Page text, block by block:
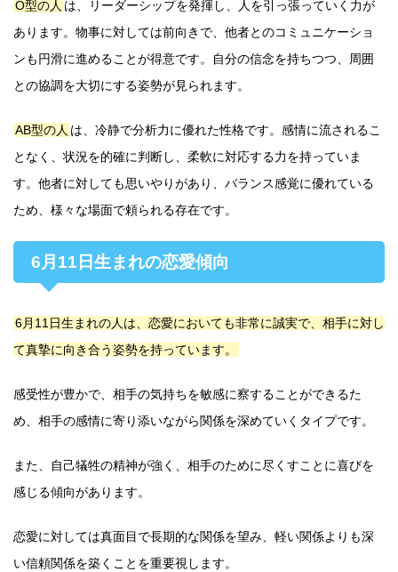
O型の人 は、リーダーシップを発揮し、人を引っ張っていく力が
あります。物事に対しては前向きで、他者とのコミュニケーショ
ンも円滑に進めることが得意です。自分の信念を持ちつつ、周囲
との協調を大切にする姿勢が見られます。
AB型の人 は、冷静で分析力に優れた性格です。感情に流されるこ
となく、状況を的確に判断し、柔軟に対応する力を持っていま
す。他者に対しても思いやりがあり、バランス感覚に優れている
ため、様々な場面で頼られる存在です。
6月11日生まれの恋愛傾向
6月11日生まれの人は、恋愛においても非常に誠実で、相手に対し
て真摯に向き合う姿勢を持っています。
感受性が豊かで、相手の気持ちを敏感に察することができるた
め、相手の感情に寄り添いながら関係を深めていくタイプです。
また、自己犠牲の精神が強く、相手のために尽くすことに喜びを
感じる傾向があります。
恋愛に対しては真面目で長期的な関係を望み、軽い関係よりも深
い信頼関係を築くことを重要視します。